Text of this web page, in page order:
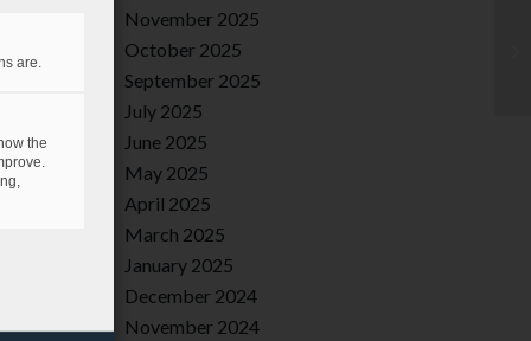
November 2025
October 2025
September 2025
July 2025
June 2025
May 2025
April 2025
March 2025
January 2025
December 2024
November 2024
are.
the